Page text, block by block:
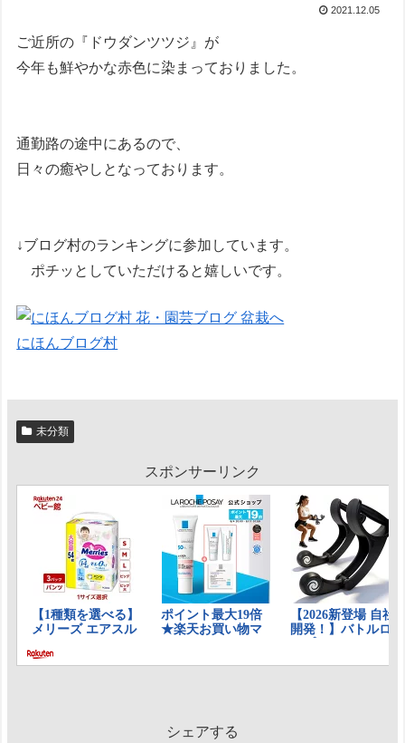
2021.12.05
ご近所の『ドウダンツツジ』が
今年も鮮やかな赤色に染まっておりました。
通勤路の途中にあるので、
日々の癒やしとなっております。
↓ブログ村のランキングに参加しています。
ポチッとしていただけると嬉しいです。
にほんブログ村
未分類
スポンサーリンク
シェアする